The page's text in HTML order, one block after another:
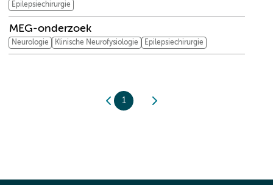
Epilepsiechirurgie
MEG-onderzoek
Neurologie Klinische Neurofysiologie Epilepsiechirurgie
1